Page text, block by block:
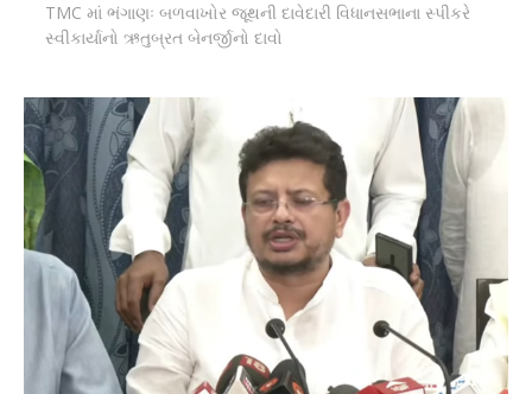
TMC માં ભંગાણઃ બળવાખોર જૂથની દાવેદારી વિધાનસભાના સ્પીકરે
સ્વીકાર્યાનો ઋતુબ્રત બેનર્જીનો દાવો